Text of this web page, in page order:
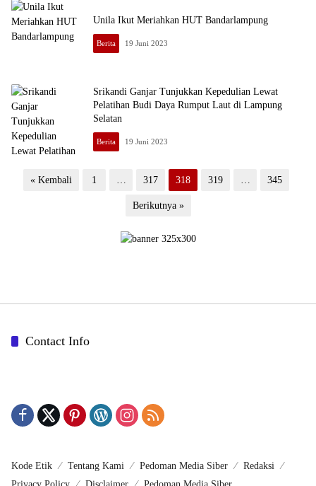
Unila Ikut Meriahkan HUT Bandarlampung
Berita 19 Juni 2023
Srikandi Ganjar Tunjukkan Kepedulian Lewat
Pelatihan Budi Daya Rumput Laut di Lampung
Selatan
Berita 19 Juni 2023
Paginasi
« Kembali 1 … 317 318 319 … 345
Berikutnya »
Contact Info
Kode Etik Tentang Kami Pedoman Media Siber
Redaksi